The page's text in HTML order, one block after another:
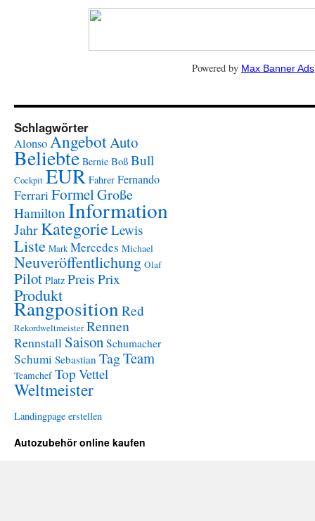
Powered by Max Banner Ads
Schlagwörter
AlonsoAngebotAuto
Beliebte Bernie Boß Bull
Cockpit EUR Fahrer Fernando
FerrariFormelGroße
HamiltonInformation
JahrKategorie Lewis
Liste Mark Mercedes Michael
Neuveröffentlichung Olaf
Pilot Platz Preis Prix
Produkt
Rangposition Red
Rekordweltmeister Rennen
Rennstall Saison Schumacher
Schumi Sebastian TagTeam
Teamchef TopVettel
Weltmeister
Landingpage erstellen
Autozubehör online kaufen